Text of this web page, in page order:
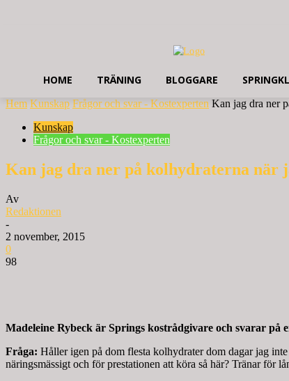
HOME TRÄNING BLOGGARE
Hem Kunskap Frågor och svar - Kostexperten Kan jag dra ner
Kunskap
Frågor och svar - Kostexperten
Kan jag dra ner på kolhydraterna när
Av
Redaktionen
-
2 november, 2015
0
98
Madeleine Rybeck är Springs kostrådgivare och svarar
Fråga: Håller igen på dom flesta kolhydrater dom dagar jag
näringsmässigt och för prestationen att köra så här? Tränar för